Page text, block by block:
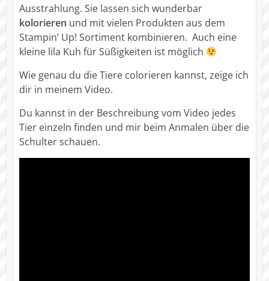
Ausstrahlung. Sie lassen sich wunderbar
kolorieren und mit vielen Produkten aus dem
Stampin’ Up! Sortiment kombinieren. Auch eine
kleine lila Kuh für Süßigkeiten ist möglich
Wie genau du die Tiere colorieren kannst, zeige ich
dir in meinem Video.
Du kannst in der Beschreibung vom Video jedes
Tier einzeln finden und mir beim Anmalen über die
Schulter schauen.